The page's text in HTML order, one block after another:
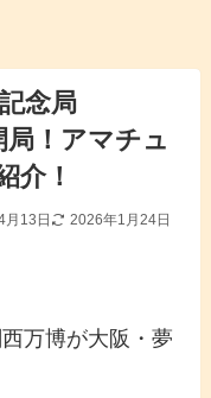
念局
局！アマチュ
介！
月13日 2026年1月24日
万博が大阪・夢